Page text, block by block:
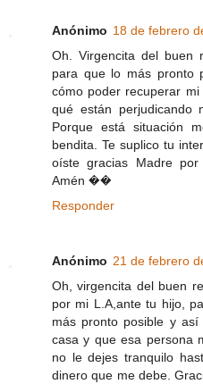
Anónimo 18 de febrero
Oh. Virgencita del buen
para que lo más pronto
cómo poder recuperar
qué están perjudicando
Porque está situación
bendita. Te suplico tu
oíste gracias Madre
Amén ��
Responder
Anónimo 21 de febrero
Oh, virgencita del buen
por mi L.A,ante tu hijo,
más pronto posible y
casa y que esa persona
no le dejes tranquilo
dinero que me debe.